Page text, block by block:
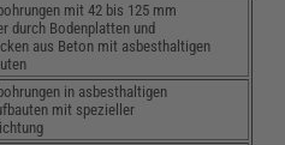
mit 42 bis 125 mm
durch Bodenplatten und
aus Beton mit asbesthaltigen
in asbesthaltigen
mit spezieller